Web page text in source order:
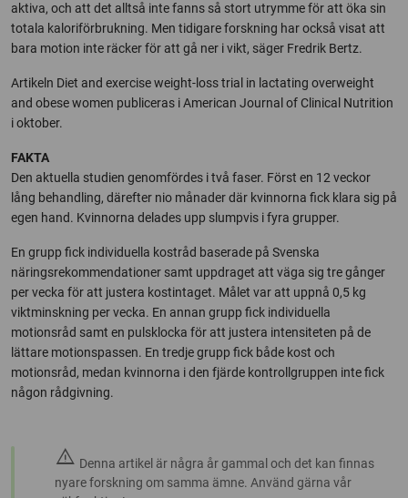
aktiva, och att det alltså inte fanns så stort utrymme för att öka sin
totala kaloriförbrukning. Men tidigare forskning har också visat att
bara motion inte räcker för att gå ner i vikt, säger Fredrik Bertz.
Artikeln Diet and exercise weight-loss trial in lactating overweight
and obese women publiceras i American Journal of Clinical Nutrition
i oktober.
FAKTA
Den aktuella studien genomfördes i två faser. Först en 12 veckor
lång behandling, därefter nio månader där kvinnorna fick klara sig på
egen hand. Kvinnorna delades upp slumpvis i fyra grupper.
En grupp fick individuella kostråd baserade på Svenska
näringsrekommendationer samt uppdraget att väga sig tre gånger
per vecka för att justera kostintaget. Målet var att uppnå 0,5 kg
viktminskning per vecka. En annan grupp fick individuella
motionsråd samt en pulsklocka för att justera intensiteten på de
lättare motionspassen. En tredje grupp fick både kost och
motionsråd, medan kvinnorna i den fjärde kontrollgruppen inte fick
någon rådgivning.
warning Denna artikel är några år gammal och det kan finnas
nyare forskning om samma ämne. Använd gärna vår